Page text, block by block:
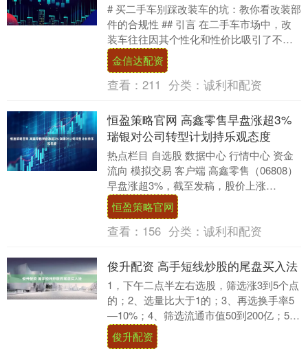
# 买二手车别踩改装车的坑：教你看改装部
件的合规性 ## 引言 在二手车市场中，改
装车往往因其个性化和性价比吸引了不少
消费者的目光。然而，改装车辆的合规性
问题却....
金信达配资
查看： 211 分类： 诚利和配资
恒盈策略官网 高鑫零售早盘涨超3%
瑞银对公司转型计划持乐观态度
热点栏目 自选股 数据中心 行情中心 资金
流向 模拟交易 客户端 高鑫零售（06808）
早盘涨超3%，截至发稿，股价上涨
3.57%，现报1.74港元，成交额77....
恒盈策略官网
查看： 156 分类： 诚利和配资
俊升配资 高手短线炒股的尾盘买入法
1，下午二点半左右选股，筛选涨3到5个点
的；2、选量比大于1的；3、再选换手率5
—10%；4、筛选流通市值50到200亿；5、
剔除高上影线，短期没有支撑的票；6....
俊升配资